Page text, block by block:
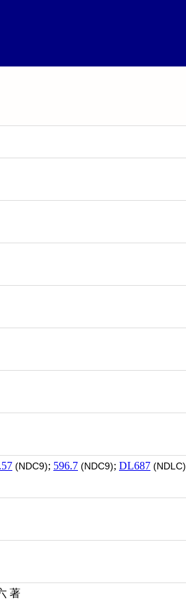
(NDC9); 596.7 (NDC9); DL687 (NDLC)
著